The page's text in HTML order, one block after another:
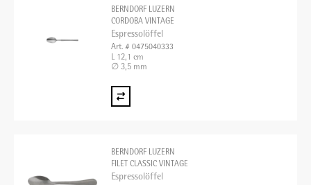
BERNDORF LUZERN
CORDOBA VINTAGE
Espressolöffel
Art. # 0475040333
L 12,1 cm
∅ 3,5 mm
BERNDORF LUZERN
FILET CLASSIC VINTAGE
Espressolöffel